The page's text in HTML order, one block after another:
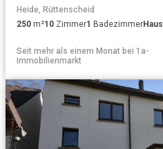
Heide, Rüttenscheid
250 m²10 Zimmer1 BadezimmerHaus
Seit mehr als einem Monat bei 1a-
Immobilienmarkt